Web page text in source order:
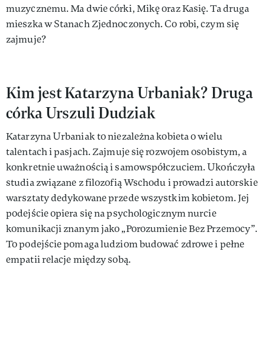
muzycznemu. Ma dwie córki, Mikę oraz Kasię. Ta druga
mieszka w Stanach Zjednoczonych. Co robi, czym się
zajmuje?
Kim jest Katarzyna Urbaniak? Druga
córka Urszuli Dudziak
Katarzyna Urbaniak to niezależna kobieta o wielu
talentach i pasjach. Zajmuje się rozwojem osobistym, a
konkretnie uważnością i samowspółczuciem. Ukończyła
studia związane z filozofią Wschodu i prowadzi autorskie
warsztaty dedykowane przede wszystkim kobietom. Jej
podejście opiera się na psychologicznym nurcie
komunikacji znanym jako „Porozumienie Bez Przemocy”.
To podejście pomaga ludziom budować zdrowe i pełne
empatii relacje między sobą.